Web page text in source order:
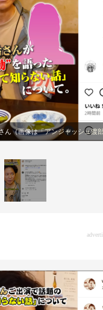
ん（画像は「アンジャッシュ渡部が